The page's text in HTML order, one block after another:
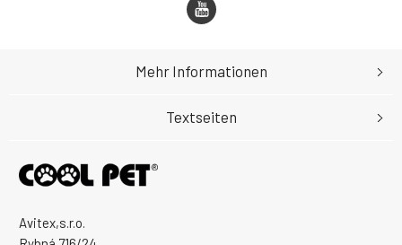
Avitex,s.r.o.
Mehr Informationen
Textseiten